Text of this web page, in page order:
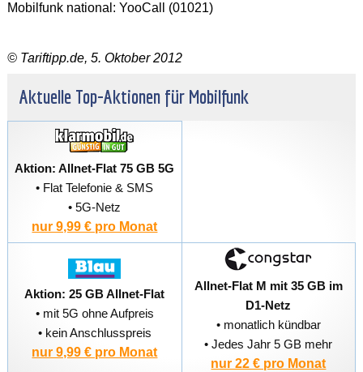
Mobilfunk national: YooCall (01021)
© Tariftipp.de, 5. Oktober 2012
Aktuelle Top-Aktionen für Mobilfunk
Aktion: Allnet-Flat 75 GB 5G
• Flat Telefonie & SMS
• 5G-Netz
nur 9,99 € pro Monat
Aktion: 25 GB Allnet-Flat
• mit 5G ohne Aufpreis
• kein Anschlusspreis
nur 9,99 € pro Monat
Allnet-Flat M mit 35 GB im
D1-Netz
• monatlich kündbar
• Jedes Jahr 5 GB mehr
nur 22 € pro Monat